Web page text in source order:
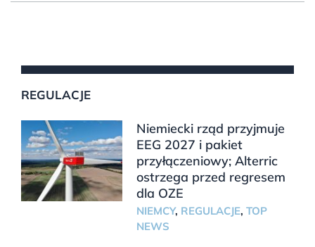
REGULACJE
Niemiecki rząd przyjmuje
EEG 2027 i pakiet
przyłączeniowy; Alterric
ostrzega przed regresem
dla OZE
NIEMCY, REGULACJE, TOP
NEWS